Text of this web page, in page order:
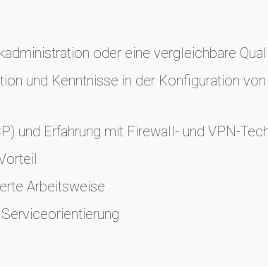
oder eine vergleichbare
und Kenntnisse in der Konfiguration
und Erfahrung mit Firewall- und VPN-
Arbeitsweise